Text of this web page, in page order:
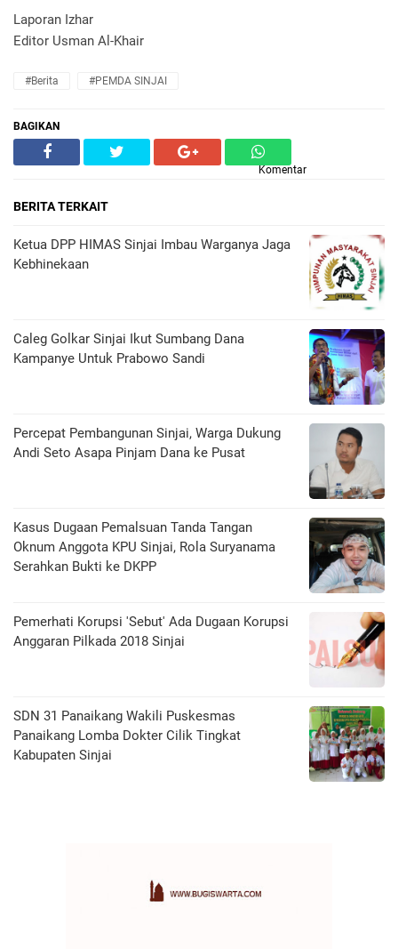
Laporan Izhar
Editor Usman Al-Khair
#Berita #PEMDA SINJAI
BAGIKAN
Komentar
BERITA TERKAIT
Ketua DPP HIMAS Sinjai Imbau Warganya Jaga
Kebhinekaan
Caleg Golkar Sinjai Ikut Sumbang Dana
Kampanye Untuk Prabowo Sandi
Percepat Pembangunan Sinjai, Warga Dukung
Andi Seto Asapa Pinjam Dana ke Pusat
Kasus Dugaan Pemalsuan Tanda Tangan
Oknum Anggota KPU Sinjai, Rola Suryanama
Serahkan Bukti ke DKPP
Pemerhati Korupsi 'Sebut' Ada Dugaan Korupsi
Anggaran Pilkada 2018 Sinjai
SDN 31 Panaikang Wakili Puskesmas
Panaikang Lomba Dokter Cilik Tingkat
Kabupaten Sinjai